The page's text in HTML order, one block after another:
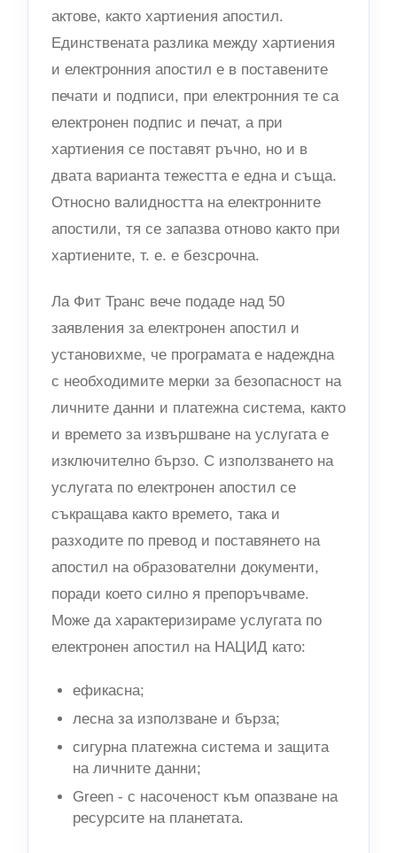
актове, както хартиения апостил.
Единствената разлика между хартиения
и електронния апостил е в поставените
печати и подписи, при електронния те са
електронен подпис и печат, а при
хартиения се поставят ръчно, но и в
двата варианта тежестта е една и съща.
Относно валидността на електронните
апостили, тя се запазва отново както при
хартиените, т. е. е безсрочна.
Ла Фит Транс вече подаде над 50
заявления за електронен апостил и
установихме, че програмата е надеждна
с необходимите мерки за безопасност на
личните данни и платежна система, както
и времето за извършване на услугата е
изключително бързо. С използването на
услугата по електронен апостил се
съкращава както времето, така и
разходите по превод и поставянето на
апостил на образователни документи,
поради което силно я препоръчваме.
Може да характеризираме услугата по
електронен апостил на НАЦИД като:
ефикасна;
лесна за използване и бърза;
сигурна платежна система и защита
на личните данни;
Green - с насоченост към опазване на
ресурсите на планетата.